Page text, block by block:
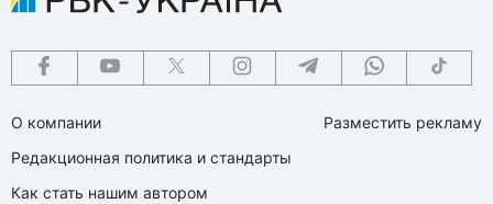
О компании
Редакционная политика и стандарты
Как стать нашим автором
Разместить рекламу